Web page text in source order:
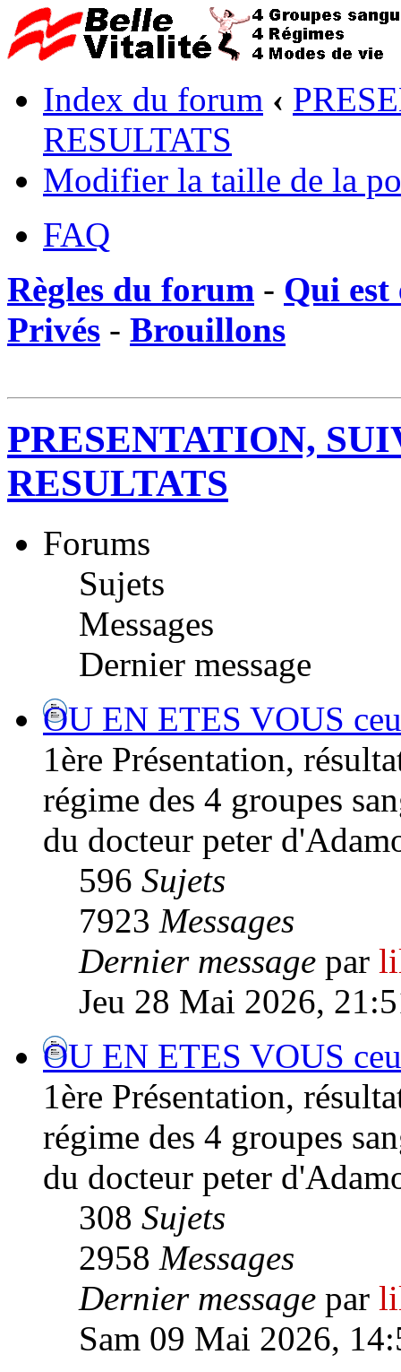
Index du forum ‹
RESULTATS
Modifier la taille de la
FAQ
Règles du forum - Qui est
Privés - Brouillons
PRESENTATION,
RESULTATS
Forums
Sujets
Messages
Dernier message
OU EN ETES VOUS
1ère Présentation,
régime des 4 groupes
du docteur peter
596 Sujets
7923 Messages
Dernier message par
Jeu 28 Mai 2026,
OU EN ETES VOUS
1ère Présentation,
régime des 4 groupes
du docteur peter
308 Sujets
2958 Messages
Dernier message par
Sam 09 Mai 2026,